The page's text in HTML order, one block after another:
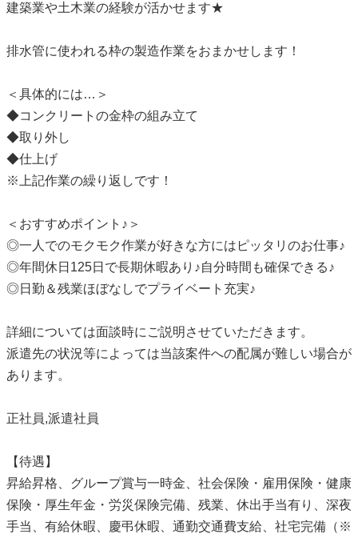
建築業や土木業の経験が活かせます★
排水管に使われる枠の製造作業をおまかせします！
＜具体的には…＞
◆コンクリートの金枠の組み立て
◆取り外し
◆仕上げ
※上記作業の繰り返しです！
＜おすすめポイント♪＞
◎一人でのモクモク作業が好きな方にはピッタリのお仕事♪
◎年間休日125日で長期休暇あり♪自分時間も確保できる♪
◎日勤＆残業ほぼなしでプライベート充実♪
詳細については面談時にご説明させていただきます。
派遣先の状況等によっては当該案件への配属が難しい場合が
あります。
正社員,派遣社員
【待遇】
昇給昇格、グループ賞与一時金、社会保険・雇用保険・健康
保険・厚生年金・労災保険完備、残業、休出手当有り、深夜
手当、有給休暇、慶弔休暇、通勤交通費支給、社宅完備（※